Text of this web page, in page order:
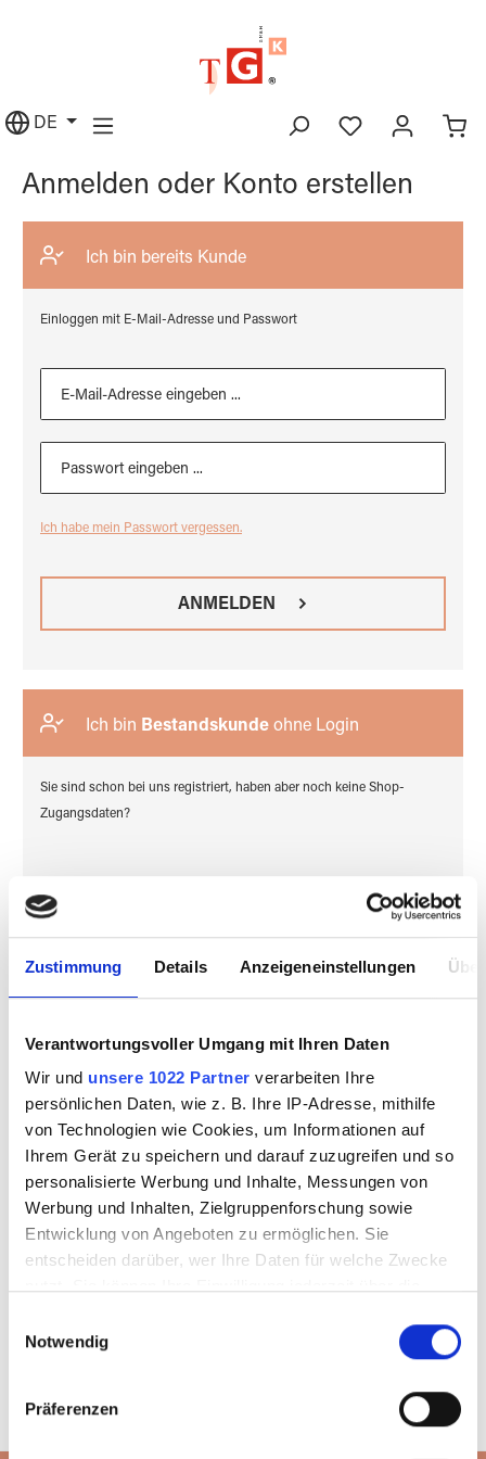
Zustimmung Details Anzeigeneinstellungen
Verantwortungsvoller Umgang mit Ihren Daten
Wir und unsere 1022 Partner verarbeiten Ihre
persönlichen Daten, wie z. B. Ihre IP-Adresse, mithilfe
von Technologien wie Cookies, um Informationen auf
Ihrem Gerät zu speichern und darauf zuzugreifen und so
personalisierte Werbung und Inhalte, Messungen von
Werbung und Inhalten, Zielgruppenforschung sowie
Entwicklung von Angeboten zu ermöglichen. Sie
entscheiden darüber, wer Ihre Daten für welche Zwecke
Trigger Symbol ändern oder widerrufen
Informationen über Ihre geografische Lage
Notwendig
Präferenzen
DE
Anmelden oder Konto erstellen
Ich bin bereits Kunde
Einloggen mit E-Mail-Adresse und Passwort
Ich habe mein Passwort vergessen.
ANMELDEN
Ich bin Bestandskunde ohne Login
Sie sind schon bei uns registriert, haben aber noch keine Shop-
Zugangsdaten?
Sie sind noch kein Kunde und benötigen Shop-Zugangsdaten?
ZUGANG BEANTRAGEN